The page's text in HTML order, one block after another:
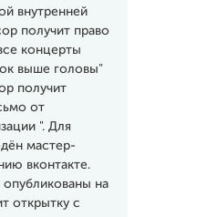
внутренней
получит право
концерты
выше головы"
получит
от
". Для
мастер-
вконтакте.
на
открытку с